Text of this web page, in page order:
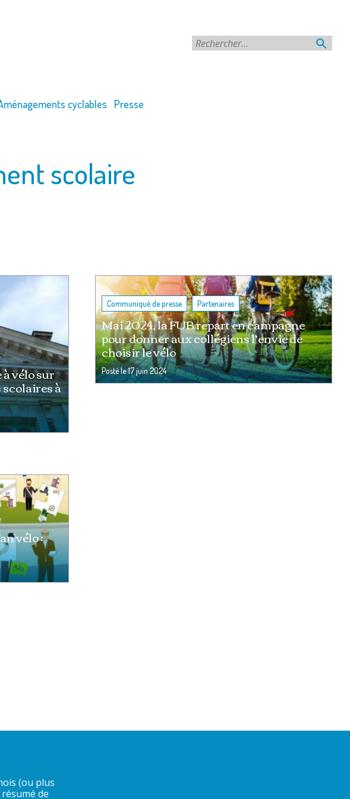
cyclables Presse
scolaire
à vélo sur
à
Communiqué de presse , Partenaires
Mai 2024, la FUB repart en campagne
pour donner aux collégiens l’envie de
choisir le vélo
Posté le17 juin 2024
vélo :
(ou plus
résumé de